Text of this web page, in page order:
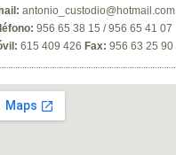
antonio_custodio@hotmail.com
956 65 38 15 / 956 65 41 07
615 409 426 Fax: 956 63 25 90